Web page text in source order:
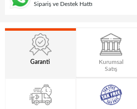
Sipariş ve Destek Hattı
Garanti
Kurumsal
Satış